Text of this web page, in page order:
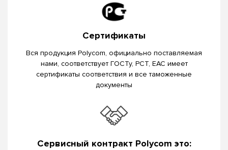
Сертификаты
Вся продукция Polycom, официально поставляемая
нами, соответствует ГОСТу, РСТ, EAC имеет
сертификаты соответствия и все таможенные
документы
Сервисный контракт Polycom это: